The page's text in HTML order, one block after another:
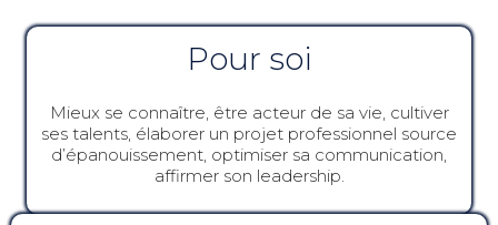
Pour soi
Mieux se connaître, être acteur de sa vie, cultiver
ses talents, élaborer un projet professionnel source
d’épanouissement, optimiser sa communication,
affirmer son leadership.